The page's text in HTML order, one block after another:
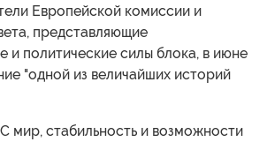
Европейской комиссии и
представляющие
и политические силы блока, в июне
"одной из величайших историй
мир, стабильность и возможности